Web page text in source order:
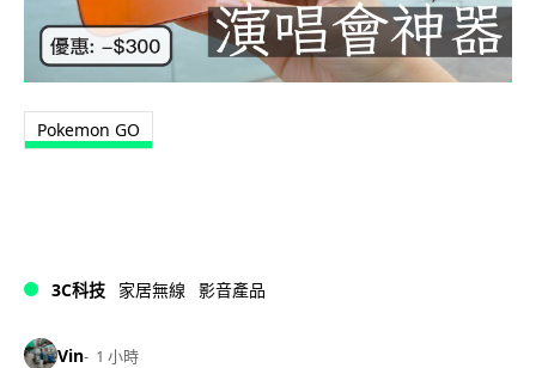
Pokemon GO
3C科技 家居無線 影音產品
Vin 1 小時